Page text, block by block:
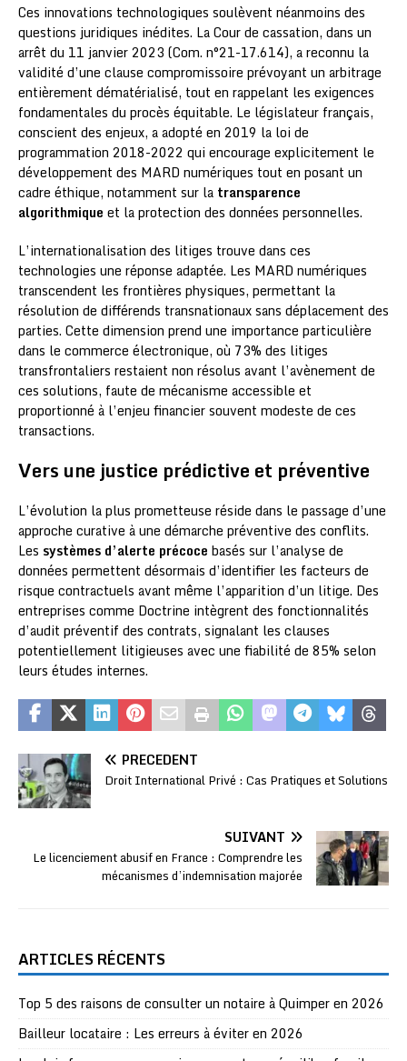
Ces innovations technologiques soulèvent néanmoins des
questions juridiques inédites. La Cour de cassation, dans un
arrêt du 11 janvier 2023 (Com. n°21-17.614), a reconnu la
validité d’une clause compromissoire prévoyant un arbitrage
entièrement dématérialisé, tout en rappelant les exigences
fondamentales du procès équitable. Le législateur français,
conscient des enjeux, a adopté en 2019 la loi de
programmation 2018-2022 qui encourage explicitement le
développement des MARD numériques tout en posant un
cadre éthique, notamment sur la transparence
algorithmique et la protection des données personnelles.
L’internationalisation des litiges trouve dans ces
technologies une réponse adaptée. Les MARD numériques
transcendent les frontières physiques, permettant la
résolution de différends transnationaux sans déplacement des
parties. Cette dimension prend une importance particulière
dans le commerce électronique, où 73% des litiges
transfrontaliers restaient non résolus avant l’avènement de
ces solutions, faute de mécanisme accessible et
proportionné à l’enjeu financier souvent modeste de ces
transactions.
Vers une justice prédictive et préventive
L’évolution la plus prometteuse réside dans le passage d’une
approche curative à une démarche préventive des conflits.
Les systèmes d’alerte précoce basés sur l’analyse de
données permettent désormais d’identifier les facteurs de
risque contractuels avant même l’apparition d’un litige. Des
entreprises comme Doctrine intègrent des fonctionnalités
d’audit préventif des contrats, signalant les clauses
potentiellement litigieuses avec une fiabilité de 85% selon
leurs études internes.
PRÉCÉDENT
Droit International Privé : Cas Pratiques et Solutions
SUIVANT
Le licenciement abusif en France : Comprendre les
mécanismes d’indemnisation majorée
ARTICLES RÉCENTS
Top 5 des raisons de consulter un notaire à Quimper en 2026
Bailleur locataire : Les erreurs à éviter en 2026